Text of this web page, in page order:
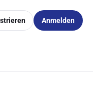
Anmelden